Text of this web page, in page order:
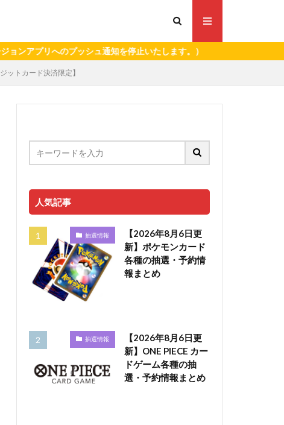
へのプッシュ通知を停止いたします。）
ットカード決済限定】
人気記事
抽選情報
【2026年8月6日更
新】ポケモンカード
各種の抽選・予約情
報まとめ
抽選情報
【2026年8月6日更
新】ONE PIECE カー
ドゲーム各種の抽
選・予約情報まとめ